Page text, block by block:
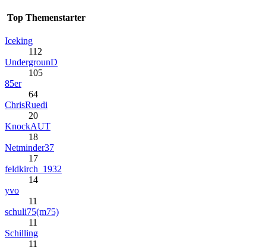
Top Themenstarter
Iceking
112
UndergrounD
105
85er
64
ChrisRuedi
20
KnockAUT
18
Netminder37
17
feldkirch_1932
14
yvo
11
schuli75(m75)
11
Schilling
11